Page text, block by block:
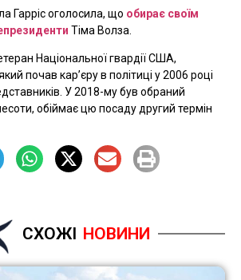
Гарріс оголосила, що обирає своїм
Тіма Волза.
Національної гвардії США,
почав кар’єру в політиці у 2006 році
У 2018-му був обраний
обіймає цю посаду другий термін
СХОЖІ НОВИНИ